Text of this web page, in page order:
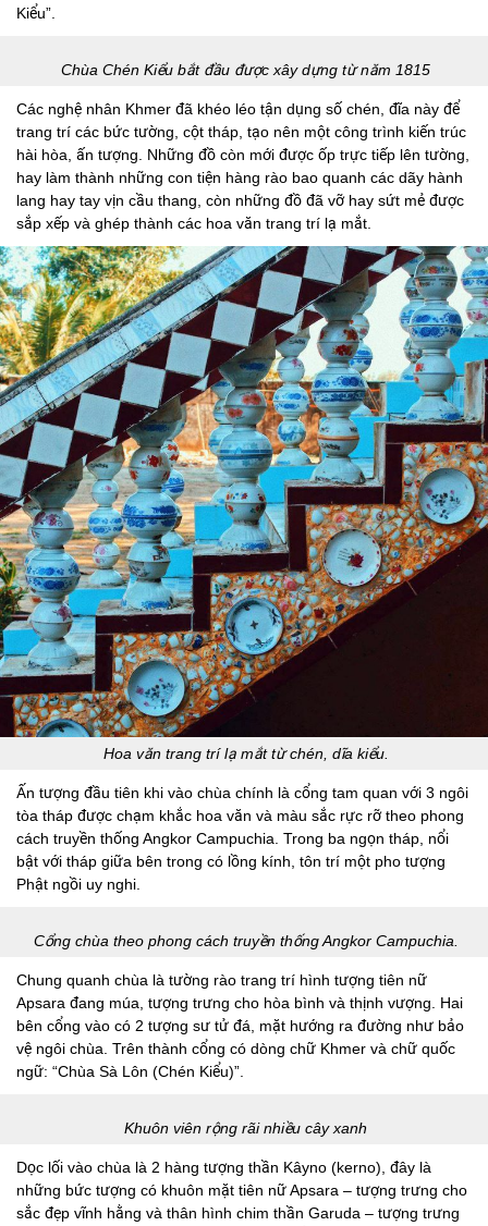
Kiểu”.
Chùa Chén Kiểu bắt đầu được xây dựng từ năm 1815
Các nghệ nhân Khmer đã khéo léo tận dụng số chén, đĩa này để
trang trí các bức tường, cột tháp, tạo nên một công trình kiến trúc
hài hòa, ấn tượng. Những đồ còn mới được ốp trực tiếp lên tường,
hay làm thành những con tiện hàng rào bao quanh các dãy hành
lang hay tay vịn cầu thang, còn những đồ đã vỡ hay sứt mẻ được
sắp xếp và ghép thành các hoa văn trang trí lạ mắt.
Hoa văn trang trí lạ mắt từ chén, dĩa kiểu.
Ấn tượng đầu tiên khi vào chùa chính là cổng tam quan với 3 ngôi
tòa tháp được chạm khắc hoa văn và màu sắc rực rỡ theo phong
cách truyền thống Angkor Campuchia. Trong ba ngọn tháp, nổi
bật với tháp giữa bên trong có lồng kính, tôn trí một pho tượng
Phật ngồi uy nghi.
Cổng chùa theo phong cách truyền thống Angkor Campuchia.
Chung quanh chùa là tường rào trang trí hình tượng tiên nữ
Apsara đang múa, tượng trưng cho hòa bình và thịnh vượng. Hai
bên cổng vào có 2 tượng sư tử đá, mặt hướng ra đường như bảo
vệ ngôi chùa. Trên thành cổng có dòng chữ Khmer và chữ quốc
ngữ: “Chùa Sà Lôn (Chén Kiểu)”.
Khuôn viên rộng rãi nhiều cây xanh
Dọc lối vào chùa là 2 hàng tượng thần Kâyno (kerno), đây là
những bức tượng có khuôn mặt tiên nữ Apsara – tượng trưng cho
sắc đẹp vĩnh hằng và thân hình chim thần Garuda – tượng trưng